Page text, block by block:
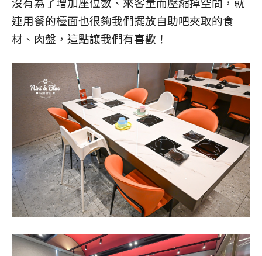
沒有為了增加座位數、來客量而壓縮掉空間，就
連用餐的檯面也很夠我們擺放自助吧夾取的食
材、肉盤，這點讓我們有喜歡！